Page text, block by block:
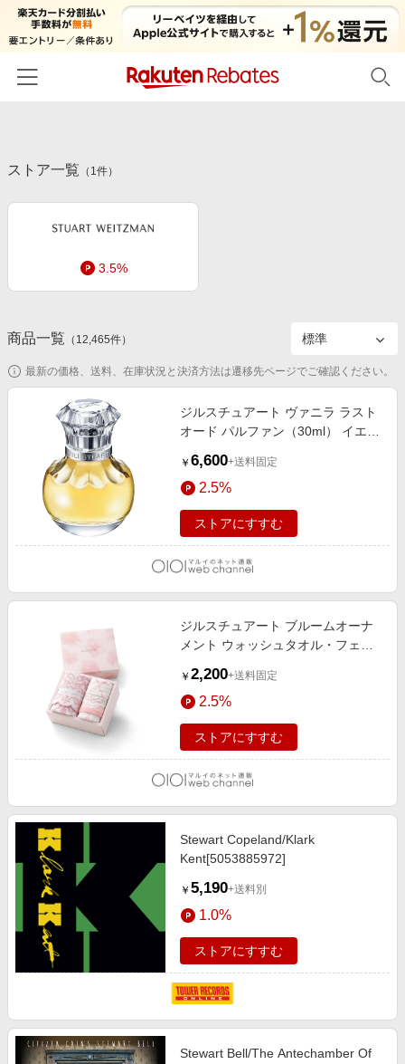
カテゴリー一覧
百貨店・総合ECモール
ファッション・インナー・小物
食品・スイーツ・お酒
家電・PC・スマホ・カメラ
エンタメ
スポーツ・アウトドア・ゴルフ
インテリア・寝具
ペット・花・DIY・車
旅行・レジャー・ホテル予約
金融・マネー・保険
デジタルコンテンツ
ビジネス・その他サービス
初回購入者限定特典
新着ストアのご紹介
電子書籍特集
楽天ペイ導入ストア
楽天サービス特集
旅行特集
わくわく夏特集
とことん買い物チャレンジ
Apple公式サイト×楽天カード分割払い
Samsung ボーナスキャンペーン
週末の高還元 夏の長期版
友達紹介
楽天IDでログイン/会員登録
ストア一覧 （ 1件）
3.5%
商品一覧 （ 12,465件）
最新の価格、送料、在庫状況と決済方法は遷移先ページでご確認ください。
ジルスチュアート ヴァニラ ラスト
オード パルファン（30ml） イエロ
￥ 6,600+送料固定
2.5%
ストアにすすむ
ジルスチュアート ブルームオーナ
メント ウォッシュタオル・フェイ
￥ 2,200+送料固定
2.5%
ストアにすすむ
Stewart Copeland/Klark
Kent[5053885972]
￥ 5,190+送料別
1.0%
ストアにすすむ
Stewart Bell/The Antechamber Of